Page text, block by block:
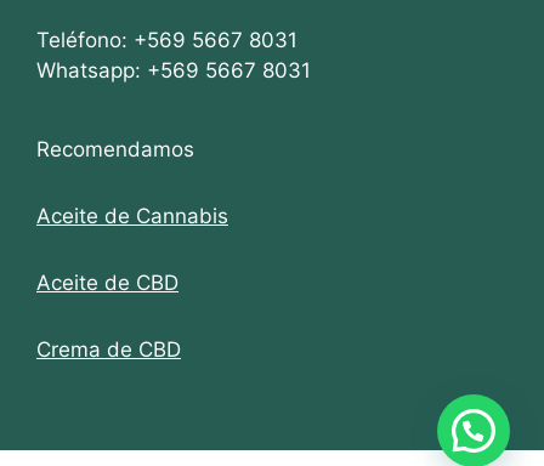
Teléfono: +569 5667 8031
Whatsapp: +569 5667 8031
Recomendamos
Aceite de Cannabis
Aceite de CBD
Crema de CBD
Finalizar Compra